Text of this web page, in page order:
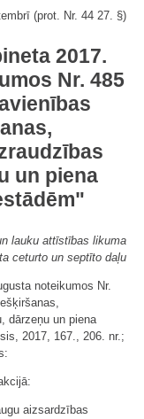
(prot. Nr. 44 27. §)
2017.
Nr. 485
un piena
lauku attīstības likuma
ceturto un septīto daļu
noteikumos Nr.
dārzeņu un piena
2017, 167., 206. nr.;
aizsardzības